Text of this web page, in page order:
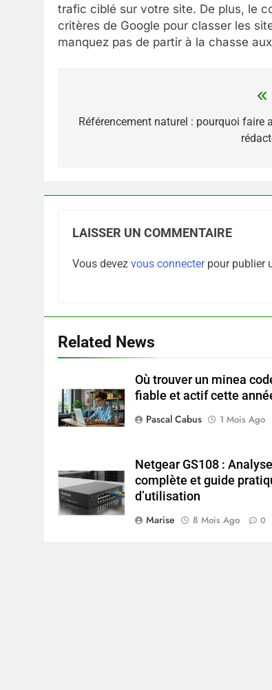
trafic ciblé sur votre site. De plus, le
critères de Google pour classer les
manquez pas de partir à la chasse
de
Référencement naturel : pourquoi faire
LAISSER UN COMMENTAIRE
Vous devez vous connecterpour publier
Related News
Où trouver un minea
fiable et actif cette
Pascal Cabus
1 Mois Ago
Netgear GS108 : Analyse
complète et guide
d’utilisation
Marise
8 Mois Ago 0